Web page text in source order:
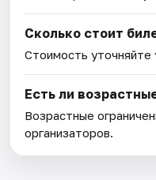
Сколько стоит
Стоимость уточняйте
Есть ли
Возрастные
организаторов.